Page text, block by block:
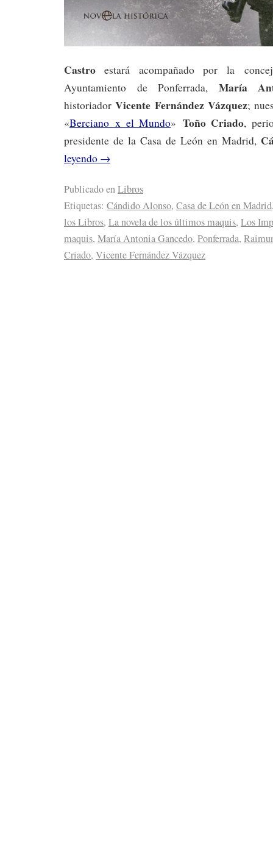
Castro estará acompañado por la
Ayuntamiento de Ponferrada, María
historiadorVicente Fernández Vázquez;
«Berciano x el Mundo» Toño Criado,
presidente de la Casa de León en Madrid,
leyendo →
Publicado enLibros
Etiquetas: Cándido Alonso, Casa de León en Madrid
los Libros, La novela de los últimos maquis, Los
maquis, María Antonia Gancedo, Ponferrada,
Criado, Vicente Fernández Vázquez